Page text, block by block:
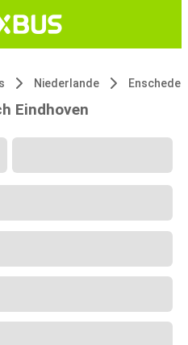
Niederlande Enschede
Eindhoven